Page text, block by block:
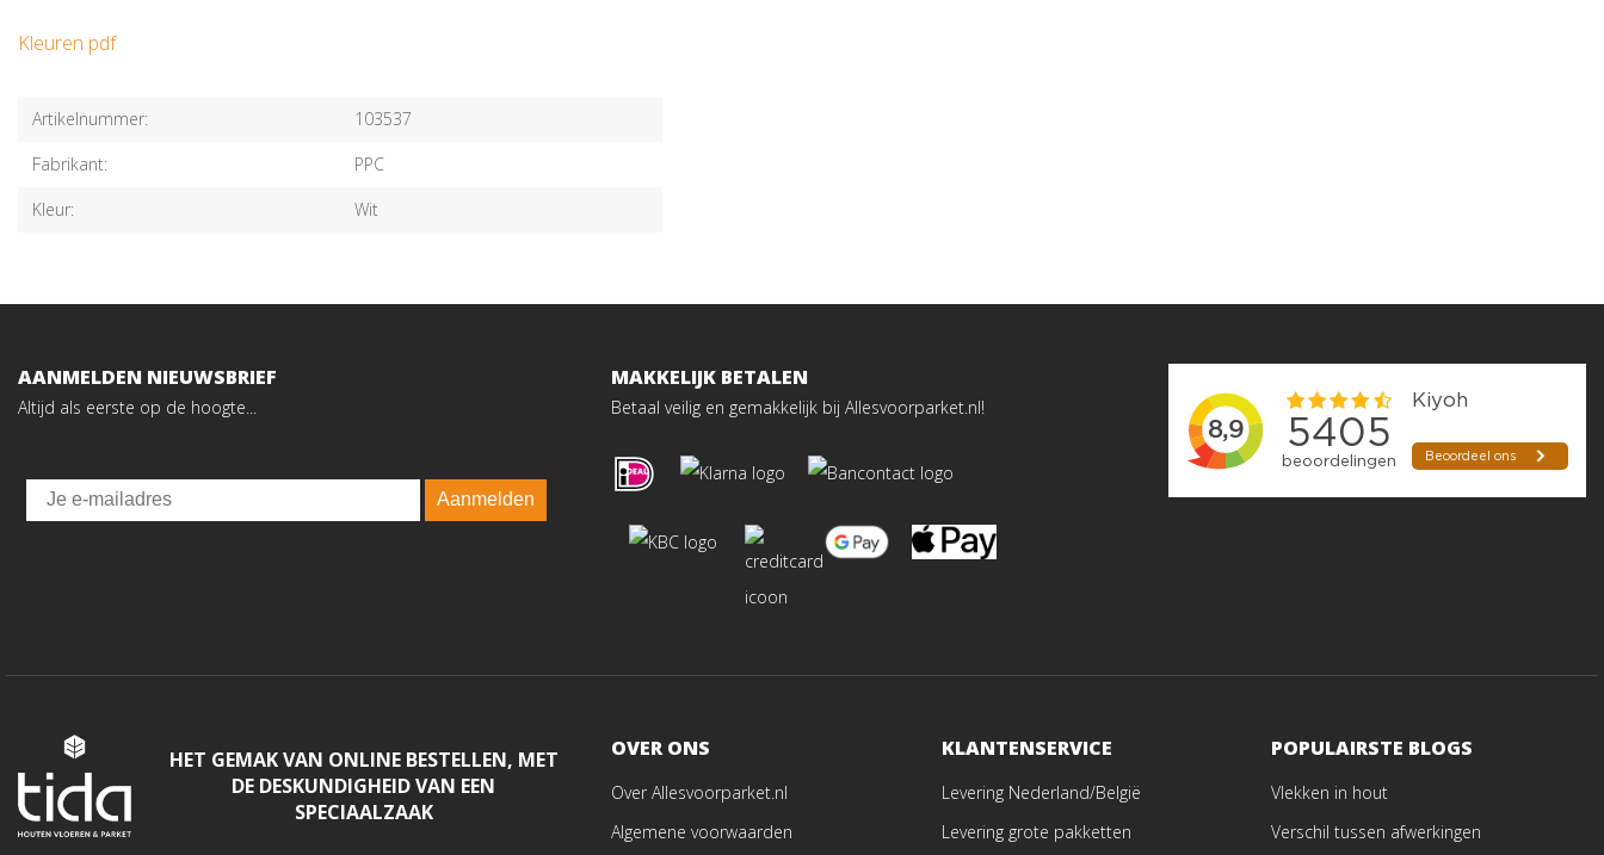
Kleuren pdf
Artikelnummer:
103537
Fabrikant:
PPC
Kleur:
Wit
AANMELDEN NIEUWSBRIEF
Altijd als eerste op de hoogte...
Email
Aanmelden
MAKKELIJK BETALEN
Betaal veilig en gemakkelijk bij Allesvoorparket.nl!
HET GEMAK VAN ONLINE BESTELLEN, MET
DE DESKUNDIGHEID VAN EEN
SPECIAALZAAK
OVER ONS
Over Allesvoorparket.nl
Algemene voorwaarden
KLANTENSERVICE
Levering Nederland/België
Levering grote pakketten
POPULAIRSTE BLOGS
Vlekken in hout
Verschil tussen afwerkingen